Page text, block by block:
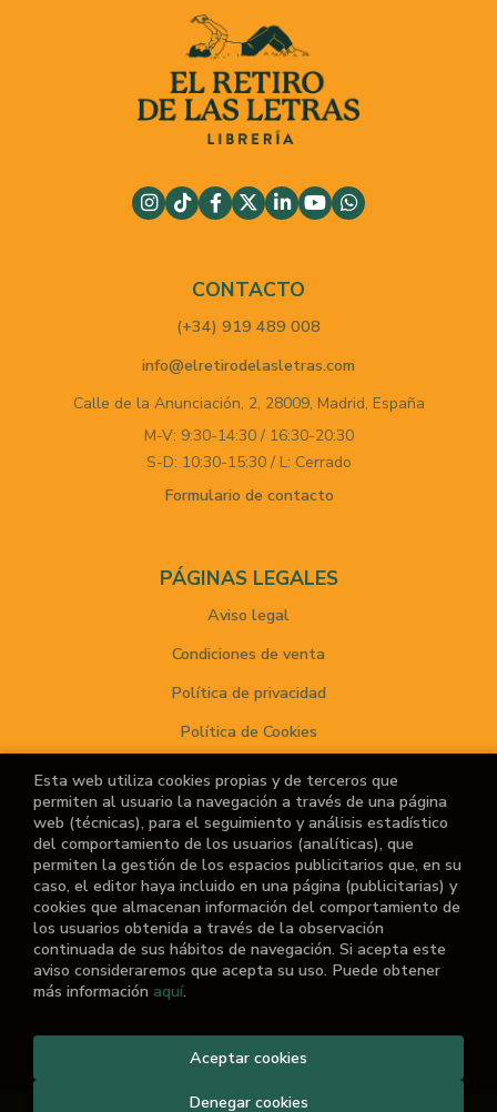
CONTACTO
(+34) 919 489 008
info@elretirodelasletras.com
Calle de la Anunciación, 2, 28009, Madrid, España
M-V: 9:30-14:30 / 16:30-20:30
S-D: 10:30-15:30 / L: Cerrado
Formulario de contacto
PÁGINAS LEGALES
Aviso legal
Condiciones de venta
Política de privacidad
Política de Cookies
ATENCIÓN AL CLIENTE
Quiénes somos
Noticias
¿No encuentras el libro que buscas?
El Retiro de las Letras. Todos los Derechos
Esta web utiliza cookies propias y de terceros que
permiten al usuario la navegación a través de una página
web (técnicas), para el seguimiento y análisis estadístico
del comportamiento de los usuarios (analíticas), que
permiten la gestión de los espacios publicitarios que, en su
caso, el editor haya incluido en una página (publicitarias) y
cookies que almacenan información del comportamiento de
los usuarios obtenida a través de la observación
continuada de sus hábitos de navegación. Si acepta este
aviso consideraremos que acepta su uso. Puede obtener
más información aquí.
Denegar cookies
Aceptar cookies